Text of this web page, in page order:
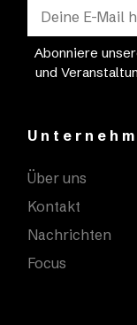
Abonniere
und
Über uns
Kontakt
Nachrichten
Focus